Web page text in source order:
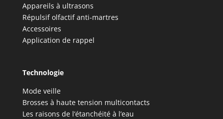
Appareils à ultrasons
Répulsif olfactif anti-martres
Accessoires
Application de rappel
Technologie
Mode veille
Brosses à haute tension multicontacts
Les raisons de l’étanchéité à l’eau